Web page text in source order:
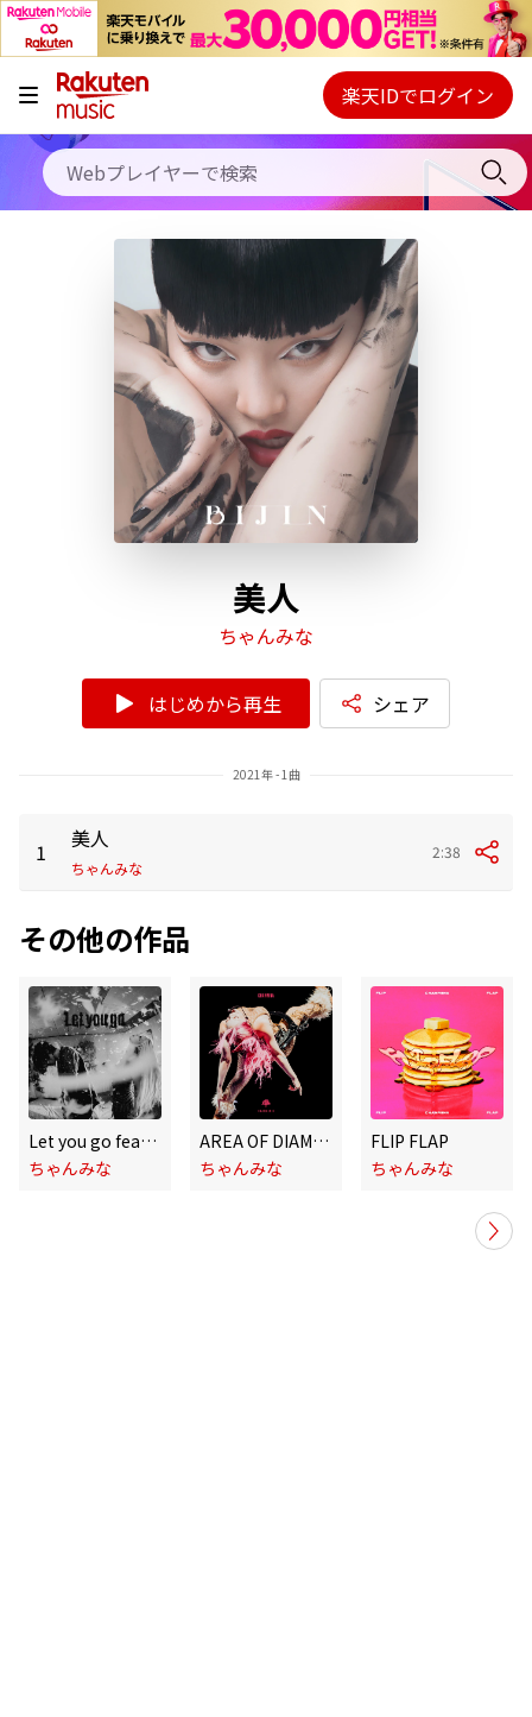
キャンペーン
料金プラン
使い方
初回30日間無料お試し
Webプレイヤー
ご契約内容の確認・変更
楽天IDでログイン
美人
ちゃんみな
はじめから再生 シェア
2021年 - 1曲
1 美人
ちゃんみな
2:38
その他の作品
Let you go feat. HIROTO (INI)
ちゃんみな
AREA OF DIAMOND 3 (Live)
ちゃんみな
FLIP FLAP
ちゃんみな